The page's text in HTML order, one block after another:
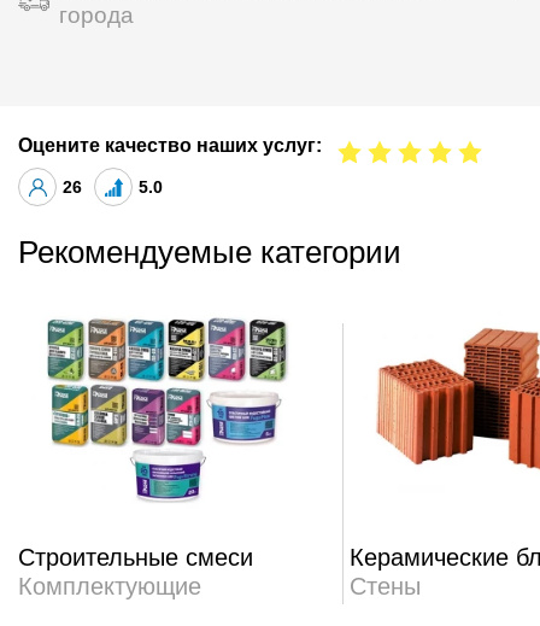
города
Оцените качество наших услуг:
26 5.0
Рекомендуемые категории
Строительные смеси
Комплектующие
Керамические
Стены